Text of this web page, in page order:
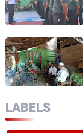
LABELS